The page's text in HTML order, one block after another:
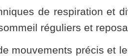
de respiration et
réguliers et
mouvements précis et